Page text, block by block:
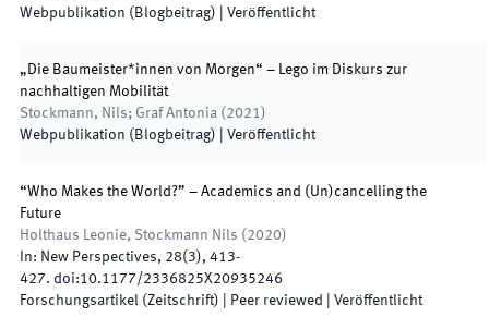
Webpublikation (Blogbeitrag)
Veröffentlicht
„Die Baumeister*innen von Morgen“ – Lego im Diskurs zur
nachhaltigen Mobilität
Stockmann, Nils; Graf Antonia ( 2021)
Webpublikation (Blogbeitrag)
Veröffentlicht
“Who Makes the World?” – Academics and (Un)cancelling the
Future
Holthaus Leonie, Stockmann Nils ( 2020)
In: New Perspectives, 28(3), 413-
427. doi:10.1177/2336825X20935246
Forschungsartikel (Zeitschrift) | Peer reviewed Veröffentlicht